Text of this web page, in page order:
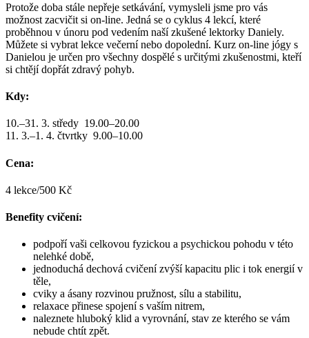
Protože doba stále nepřeje setkávání, vymysleli jsme pro vás
možnost zacvičit si on-line. Jedná se o cyklus 4 lekcí, které
proběhnou v únoru pod vedením naší zkušené lektorky Daniely.
Můžete si vybrat lekce večerní nebo dopolední. Kurz on-line jógy s
Danielou je určen pro všechny dospělé s určitými zkušenostmi, kteří
si chtějí dopřát zdravý pohyb.
Kdy:
10.–31. 3. středy 19.00–20.00
11. 3.–1. 4. čtvrtky 9.00–10.00
Cena:
4 lekce/500 Kč
Benefity cvičení:
podpoří vaši celkovou fyzickou a psychickou pohodu v této
nelehké době,
jednoduchá dechová cvičení zvýší kapacitu plic i tok energií v
těle,
cviky a ásany rozvinou pružnost, sílu a stabilitu,
relaxace přinese spojení s vaším nitrem,
naleznete hluboký klid a vyrovnání, stav ze kterého se vám
nebude chtít zpět.